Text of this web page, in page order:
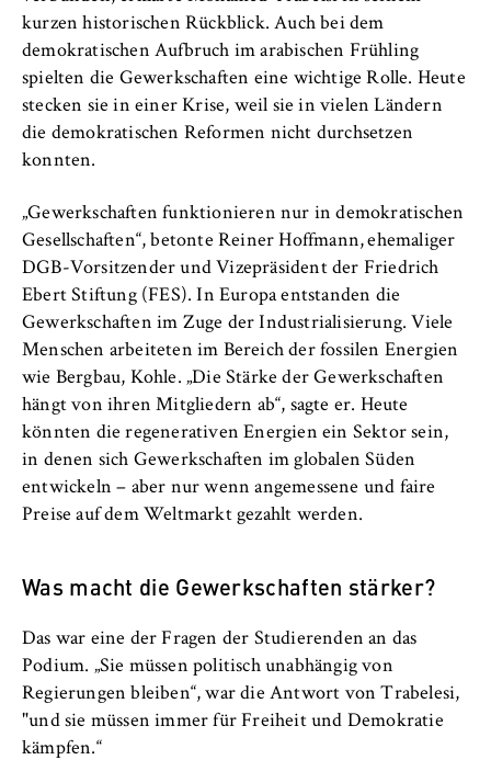
kurzen historischen Rückblick. Auch bei dem
demokratischen Aufbruch im arabischen Frühling
spielten die Gewerkschaften eine wichtige Rolle. Heute
stecken sie in einer Krise, weil sie in vielen Ländern
die demokratischen Reformen nicht durchsetzen
konnten.
„Gewerkschaften funktionieren nur in demokratischen
Gesellschaften“, betonte Reiner Hoffmann, ehemaliger
DGB-Vorsitzender und Vizepräsident der Friedrich
Ebert Stiftung (FES). In Europa entstanden die
Gewerkschaften im Zuge der Industrialisierung. Viele
Menschen arbeiteten im Bereich der fossilen Energien
wie Bergbau, Kohle. „Die Stärke der Gewerkschaften
hängt von ihren Mitgliedern ab“, sagte er. Heute
könnten die regenerativen Energien ein Sektor sein,
in denen sich Gewerkschaften im globalen Süden
entwickeln – aber nur wenn angemessene und faire
Preise auf dem Weltmarkt gezahlt werden.
Was macht die Gewerkschaften stärker?
Das war eine der Fragen der Studierenden an das
Podium. „Sie müssen politisch unabhängig von
Regierungen bleiben“, war die Antwort von Trabelesi,
"und sie müssen immer für Freiheit und Demokratie
kämpfen.“
VISITOR_INFO1_LIVE, YSC, yt-remote-
connected-devices
Anbieter:
Google Ireland Limited
Erlaubt das Anzeigen und Abspielen von
an Google übertragen und Cookies gesetzt
werden.
Cookie Laufzeit:
bis zu 2 Jahre
STATISTIK
Matomo
Name:
_pk_id, _pk_ses, _pk_ref
Anbieter:
Matomo
Zweck:
Ermöglicht die anonyme Analyse Ihres
Nutzerverhaltens auf unserer Website, um
unser Angebot fortlaufend zu verbessern.
Hierzu werden Cookies gesetzt, die uns